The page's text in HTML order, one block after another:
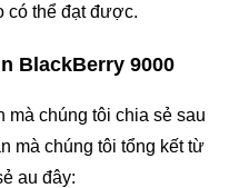
có thể đạt được.
BlackBerry 9000
mà chúng tôi chia sẻ sau
mà chúng tôi tổng kết từ
au đây: